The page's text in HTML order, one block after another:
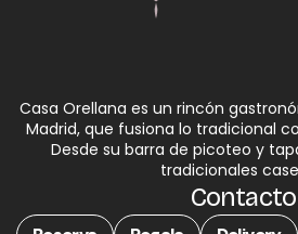
Casa Orellana es un rincón
Madrid, que fusiona lo tradicional
Desde su barra de picoteo y
tradicionales
Contacto